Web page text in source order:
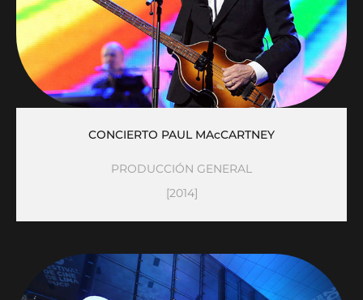
CONCIERTO PAUL MAcCARTNEY
PRODUCCIÓN GENERAL
[2014]